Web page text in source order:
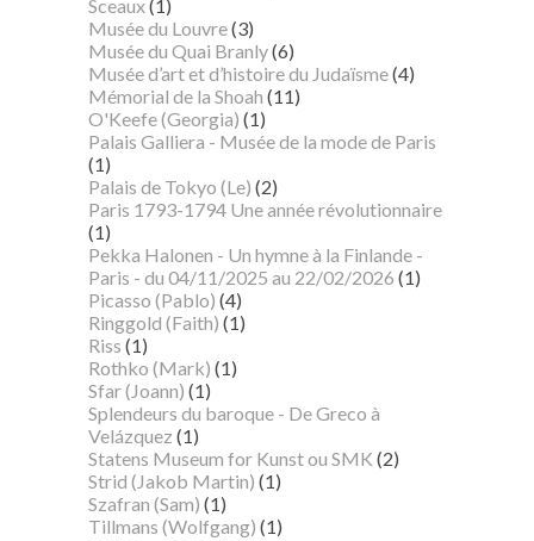
Sceaux(1)
Musée du Louvre(3)
Musée du Quai Branly(6)
Musée d’art et d’histoire du Judaïsme(4)
Mémorial de la Shoah (11)
O'Keefe (Georgia) (1)
Palais Galliera - Musée de la mode de Paris
(1)
Palais de Tokyo (Le) (2)
Paris 1793-1794 Une année révolutionnaire
(1)
Pekka Halonen - Un hymne à la Finlande -
Paris - du 04/11/2025 au 22/02/2026 (1)
Picasso (Pablo) (4)
Ringgold (Faith) (1)
Riss (1)
Rothko (Mark) (1)
Sfar (Joann) (1)
Splendeurs du baroque - De Greco à
Velázquez (1)
Statens Museum for Kunst ou SMK (2)
Strid (Jakob Martin) (1)
Szafran (Sam) (1)
Tillmans (Wolfgang) (1)